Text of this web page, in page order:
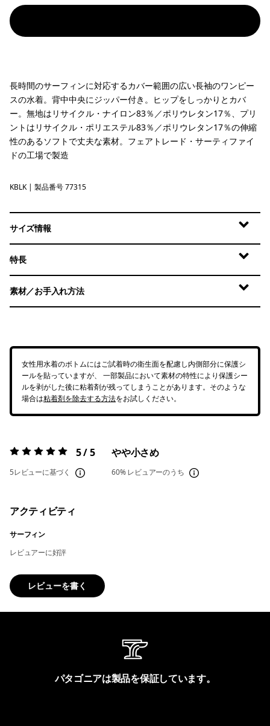
長時間のサーフィンに対応するカバー範囲の広い長袖のワンピー
スの水着。背中中央にジッパー付き。ヒップをしっかりとカバ
ー。無地はリサイクル・ナイロン83％／ポリウレタン17％、プリ
ントはリサイクル・ポリエステル83％／ポリウレタン17％の伸縮
性のあるソフトで丈夫な素材。フェアトレード・サーティファイ
ドの工場で製造
Kaleido Bloom: Black
KBLK | 製品番号 77315
サイズ情報
特長
素材／お手入れ方法
女性用水着のボトムにはご試着時の衛生面を配慮し内側部分に保護シ
ールを貼っていますが、 一部製品において素材の特性により保護シー
ルを剥がした後に粘着剤が残ってしまうことがあります。そのような
場合は粘着剤を除去する方法をお試しください。
評価:5 / 5 5 / 5
5レビューに基づく
やや小さめ
60%レビュアーのうち
アクティビティ
サーフィン
レビュアーに好評
レビューを書く
パタゴニアは製品を保証しています。